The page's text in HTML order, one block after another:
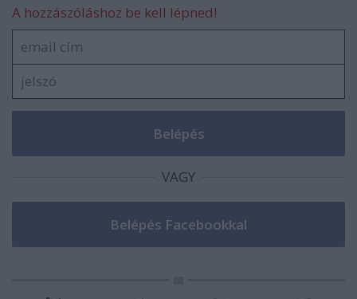
A hozzászóláshoz be kell lépned!
VAGY